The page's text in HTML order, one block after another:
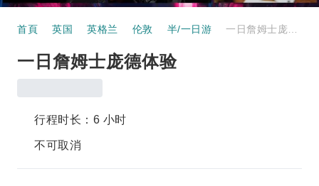
首頁 英国 英格兰 伦敦 半/一日游
一日詹姆士庞德体验
行程时长：6 小时
不可取消